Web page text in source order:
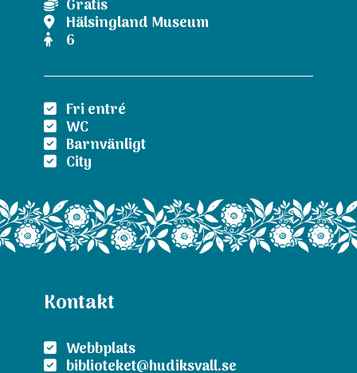
Gratis
Hälsingland Museum
6
Fri entré
WC
Barnvänligt
City
Kontakt
Webbplats
biblioteket@hudiksvall.se